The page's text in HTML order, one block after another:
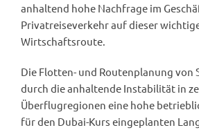
anhaltend hohe Nachfrage im
Privatreiseverkehr auf dieser
Wirtschaftsroute.
Die Flotten- und Routenplanung von
durch die anhaltende Instabilität in
Überflugregionen eine hohe
für den Dubai-Kurs eingeplanten